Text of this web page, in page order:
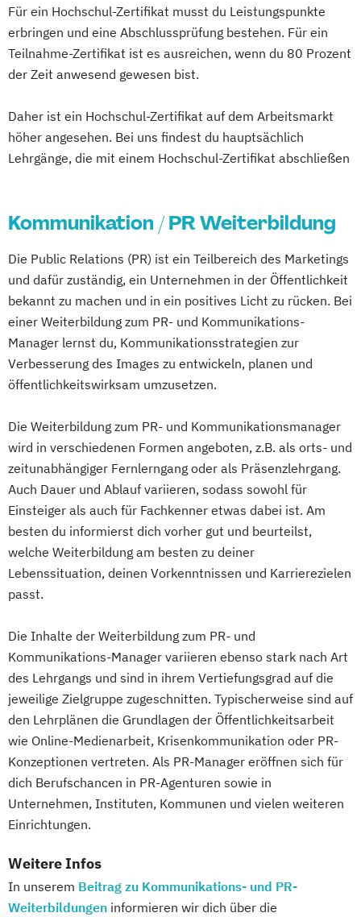
Online-Marketing & Marketingmanagement
Veranstaltungsökonom (FH)
Vertriebsmanagement
Werbe- und Medienpsychologie
Für ein Hochschul-Zertifikat musst du Leistungspunkte
erbringen und eine Abschlussprüfung bestehen. Für ein
Teilnahme-Zertifikat ist es ausreichen, wenn du 80 Prozent
der Zeit anwesend gewesen bist.
Daher ist ein Hochschul-Zertifikat auf dem Arbeitsmarkt
höher angesehen. Bei uns findest du hauptsächlich
Lehrgänge, die mit einem Hochschul-Zertifikat abschließen
Kommunikation / PR Weiterbildung
Die Public Relations (PR) ist ein Teilbereich des Marketings
und dafür zuständig, ein Unternehmen in der Öffentlichkeit
bekannt zu machen und in ein positives Licht zu rücken. Bei
einer Weiterbildung zum PR- und Kommunikations-
Manager lernst du, Kommunikationsstrategien zur
Verbesserung des Images zu entwickeln, planen und
öffentlichkeitswirksam umzusetzen.
Die Weiterbildung zum PR- und Kommunikationsmanager
wird in verschiedenen Formen angeboten, z.B. als orts- und
zeitunabhängiger Fernlerngang oder als Präsenzlehrgang.
Auch Dauer und Ablauf variieren, sodass sowohl für
Einsteiger als auch für Fachkenner etwas dabei ist. Am
besten du informierst dich vorher gut und beurteilst,
welche Weiterbildung am besten zu deiner
Lebenssituation, deinen Vorkenntnissen und Karrierezielen
passt.
Die Inhalte der Weiterbildung zum PR- und
Kommunikations-Manager variieren ebenso stark nach Art
des Lehrgangs und sind in ihrem Vertiefungsgrad auf die
jeweilige Zielgruppe zugeschnitten. Typischerweise sind auf
den Lehrplänen die Grundlagen der Öffentlichkeitsarbeit
wie Online-Medienarbeit, Krisenkommunikation oder PR-
Konzeptionen vertreten. Als PR-Manager eröffnen sich für
dich Berufschancen in PR-Agenturen sowie in
Unternehmen, Instituten, Kommunen und vielen weiteren
Einrichtungen.
Weitere Infos
In unserem Beitrag zu Kommunikations- und PR-
Weiterbildungen informieren wir dich über die